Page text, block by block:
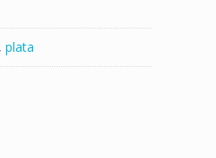
, plata